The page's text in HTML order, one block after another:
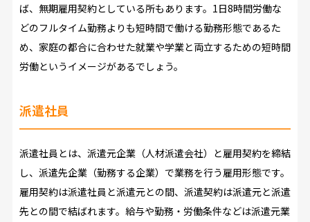
ば、無期雇用契約としている所もあります。1日8時間労働な
どのフルタイム勤務よりも短時間で働ける勤務形態であるた
め、家庭の都合に合わせた就業や学業と両立するための短時間
労働というイメージがあるでしょう。
派遣社員
派遣社員とは、派遣元企業（人材派遣会社）と雇用契約を締結
し、派遣先企業（勤務する企業）で業務を行う雇用形態です。
雇用契約は派遣社員と派遣元との間、派遣契約は派遣元と派遣
先との間で結ばれます。給与や勤務・労働条件などは派遣元業